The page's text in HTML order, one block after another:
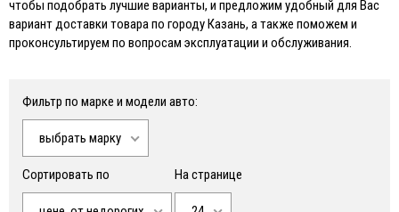
чтобы подобрать лучшие варианты, и предложим удобный для Вас
вариант доставки товара по городу Казань, а также поможем и
проконсультируем по вопросам эксплуатации и обслуживания.
Фильтр по марке и модели авто:
выбрать марку
Сортировать по На странице